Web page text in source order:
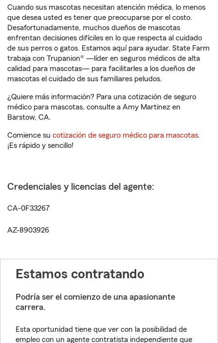
Cuando sus mascotas necesitan atención médica, lo menos
que desea usted es tener que preocuparse por el costo.
Desafortunadamente, muchos dueños de mascotas
enfrentan decisiones difíciles en lo que respecta al cuidado
de sus perros o gatos. Estamos aquí para ayudar. State Farm
trabaja con Trupanion® —líder en seguros médicos de alta
calidad para mascotas— para facilitarles a los dueños de
mascotas el cuidado de sus familiares peludos.
¿Quiere más información? Para una cotización de seguro
médico para mascotas, consulte a Amy Martinez en
Barstow, CA.
Comience su cotización de seguro médico para mascotas.
¡Es rápido y sencillo!
Credenciales y licencias del agente:
CA-0F33267
AZ-8903926
Estamos contratando
Podría ser el comienzo de una apasionante
carrera.
Esta oportunidad tiene que ver con la posibilidad de
empleo con un agente contratista independiente que